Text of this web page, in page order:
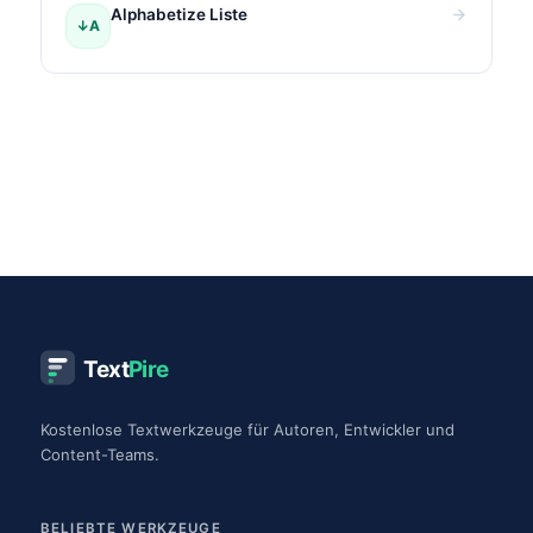
↓A
Alphabetize Liste
TextPire
Kostenlose Textwerkzeuge für Autoren, Entwickler und
Content-Teams.
BELIEBTE WERKZEUGE